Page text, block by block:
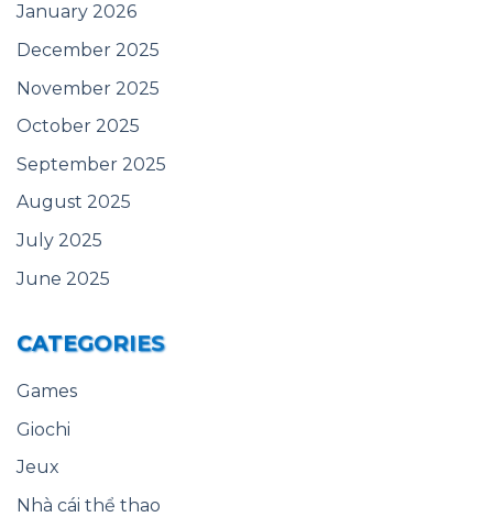
January 2026
December 2025
November 2025
October 2025
September 2025
August 2025
July 2025
June 2025
CATEGORIES
Games
Giochi
Jeux
Nhà cái thể thao